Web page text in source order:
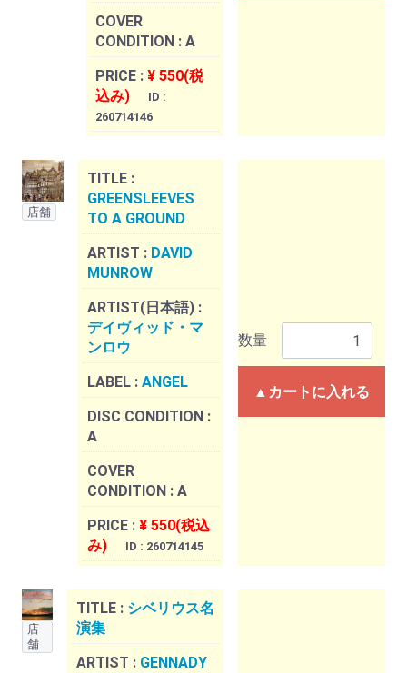
COVER
CONDITION : A
PRICE : ¥ 550(税
込み)
ID :
260714146
店舗
TITLE :
GREENSLEEVES
TO A GROUND
ARTIST : DAVID
MUNROW
ARTIST(日本語) :
デイヴィッド・マ
ンロウ
LABEL : ANGEL
DISC CONDITION :
A
COVER
CONDITION : A
PRICE : ¥ 550(税込
み)
ID : 260714145
数量
▲カートに入れる
店
舗
TITLE : シベリウス名
演集
ARTIST : GENNADY